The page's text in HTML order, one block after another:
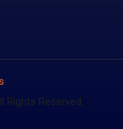
Rights Reserved.